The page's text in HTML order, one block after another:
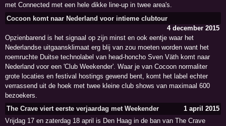
met Connected met een hele dikke line-up in twee area's.
Cocoon komt naar Nederland voor intieme clubtour
4 december 2015
Opzienbarend is het signaal op zijn minst en ook eentje waar het
Nederlandse uitgaansklimaat erg blij van zou moeten worden want het
roemruchte Duitse technolabel van head-honcho Sven Väth komt naar
Nederland voor een 'Club Weekender'. Waar je van Cocoon normaliter
grote locaties en festival hostings gewend bent, komt het label echter
verrassend uit de hoek met twee kleine club shows van maximaal 600
bezoekers.
The Crave viert eerste verjaardag met Weekender
1 april 2015
Vrijdag 17 en zaterdag 18 april is Den Haag in de ban van The Crave